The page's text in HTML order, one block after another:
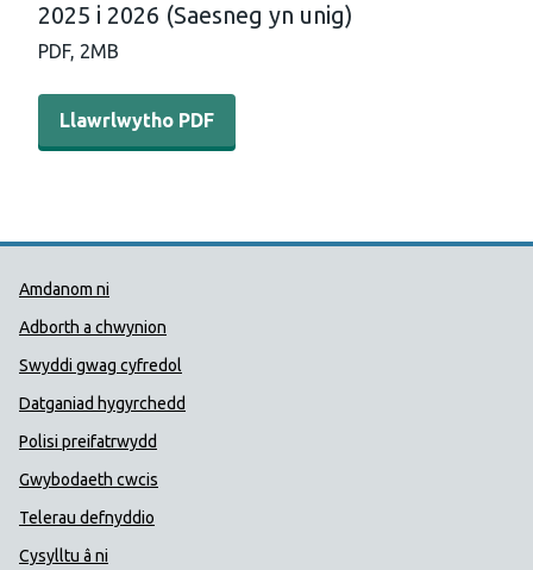
2025 i 2026 (Saesneg yn unig)
PDF, 2MB
Llawrlwytho PDF - Derbyn brechlynnau ymhlith plant
Llawrlwytho PDF
Dolenni Cymorth Iechyd
Amdanom ni
Adborth a chwynion
Swyddi gwag cyfredol
Datganiad hygyrchedd
Polisi preifatrwydd
Gwybodaeth cwcis
Telerau defnyddio
Cysylltu â ni